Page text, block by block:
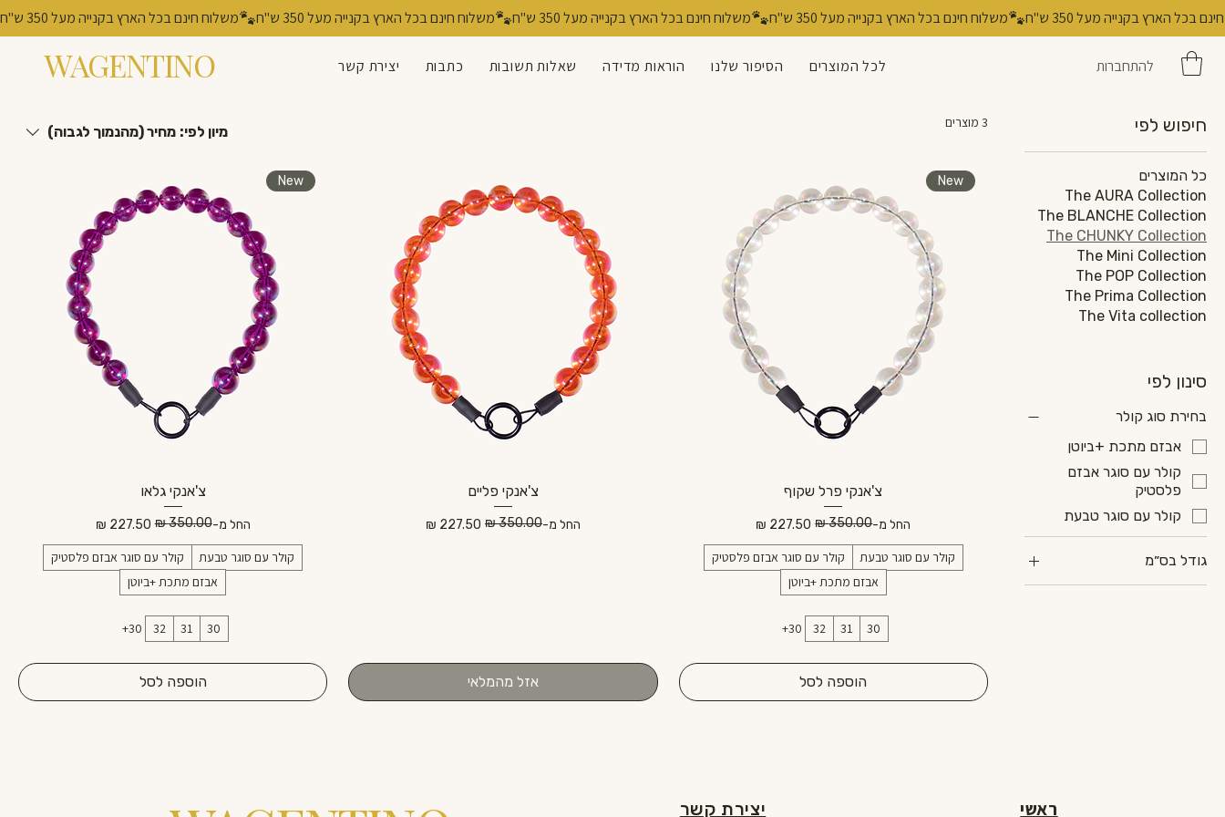
משלוח חינם בכל הארץ בקנייה מעל 350 ש"ח
WAGENTINO לכל המוצרים הסיפור שלנו הוראות מדידה שאלות תשובות כתבות יצירת קשר להתחברות
חיפוש לפי
כל המוצרים
The AURA Collection
The BLANCHE Collection
The CHUNKY Collection
The Mini Collection
The POP Collection
The Prima Collection
The Vita collection
סינון לפי
בחירת סוג קולר
אבזם מתכת +ביוטן
קולר עם סוגר אבזם
פלסטיק
קולר עם סוגר טבעת
גודל בס״מ
30
3 מוצרים
מיון לפי: מחיר (מהנמוך לגבוה)
New
צ'אנקי פרל שקוף
החל מ-
מחיר רגיל
‏350.00 ‏₪
מחיר מבצע
קולר עם סוגר טבעת
קולר עם סוגר אבזם פלסטיק
אבזם מתכת +ביוטן
30
31
32
+30
הוספה לסל
צ'אנקי פליים
החל מ-
מחיר רגיל
מחיר מבצע
אזל מהמלאי
New
צ'אנקי גלאו
החל מ-
מחיר רגיל
‏350.00 ‏₪
מחיר מבצע
קולר עם סוגר טבעת
קולר עם סוגר אבזם פלסטיק
אבזם מתכת +ביוטן
30
31
32
+30
הוספה לסל
ראשי יצירת קשר